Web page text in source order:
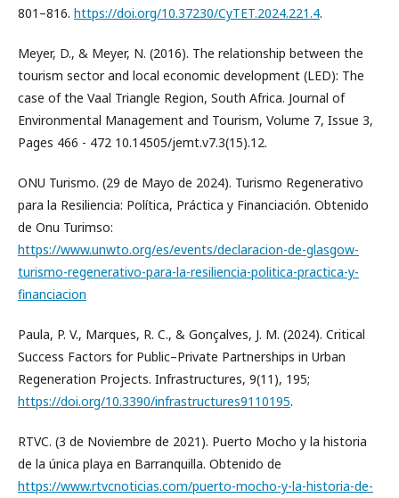
801–816. https://doi.org/10.37230/CyTET.2024.221.4.
Meyer, D., & Meyer, N. (2016). The relationship between the
tourism sector and local economic development (LED): The
case of the Vaal Triangle Region, South Africa. Journal of
Environmental Management and Tourism, Volume 7, Issue 3,
Pages 466 - 472 10.14505/jemt.v7.3(15).12.
ONU Turismo. (29 de Mayo de 2024). Turismo Regenerativo
para la Resiliencia: Política, Práctica y Financiación. Obtenido
de Onu Turimso:
https://www.unwto.org/es/events/declaracion-de-glasgow-
turismo-regenerativo-para-la-resiliencia-politica-practica-y-
financiacion
Paula, P. V., Marques, R. C., & Gonçalves, J. M. (2024). Critical
Success Factors for Public–Private Partnerships in Urban
Regeneration Projects. Infrastructures, 9(11), 195;
https://doi.org/10.3390/infrastructures9110195.
RTVC. (3 de Noviembre de 2021). Puerto Mocho y la historia
de la única playa en Barranquilla. Obtenido de
https://www.rtvcnoticias.com/puerto-mocho-y-la-historia-de-